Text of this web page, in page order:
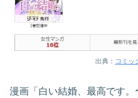
出典： コミッ
漫画「白い結婚、最高です